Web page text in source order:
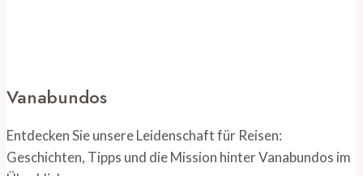
Vanabundos
Entdecken Sie unsere Leidenschaft für Reisen:
Geschichten, Tipps und die Mission hinter Vanabundos im